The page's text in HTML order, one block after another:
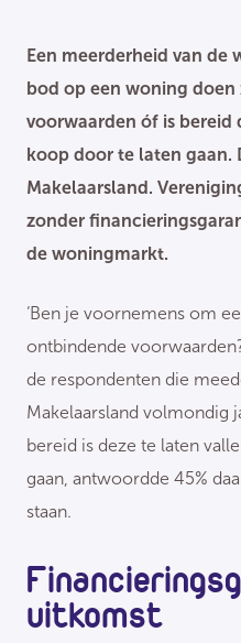
Een meerderheid van de
bod op een woning
voorwaarden óf is bereid
koop door te laten gaan.
Makelaarsland.
zonder
de woningmarkt.
‘Ben je voornemens om
ontbindende
de respondenten die
Makelaarsland volmondig
bereid is deze te laten
gaan, antwoordde 45%
staan.
uitkomst